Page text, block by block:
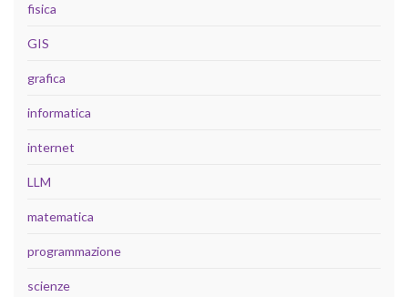
fisica
GIS
grafica
informatica
internet
LLM
matematica
programmazione
scienze